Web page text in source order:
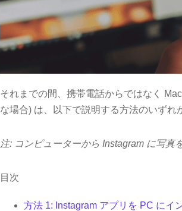
それまでの間、携帯電話からではなく
な場合) は、以下で説明する方法のいずれ
注: コンピューターから Instagram に写真
目次
方法 1: Instagram アプリを PC にイ